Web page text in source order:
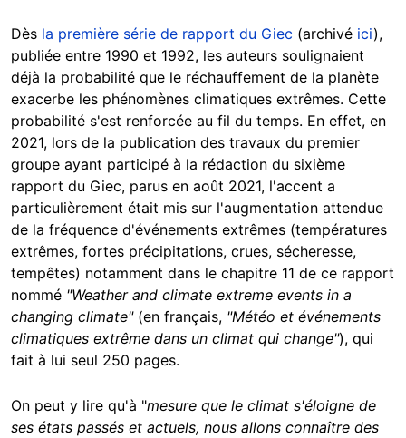
Dès la première série de rapport du Giec (archivé ici),
publiée entre 1990 et 1992, les auteurs soulignaient
déjà la probabilité que le réchauffement de la planète
exacerbe les phénomènes climatiques extrêmes. Cette
probabilité s'est renforcée au fil du temps. En effet, en
2021, lors de la publication des travaux du premier
groupe ayant participé à la rédaction du sixième
rapport du Giec, parus en août 2021, l'accent a
particulièrement était mis sur l'augmentation attendue
de la fréquence d'événements extrêmes (températures
extrêmes, fortes précipitations, crues, sécheresse,
tempêtes) notamment dans le chapitre 11 de ce rapport
nommé "Weather and climate extreme events in a
changing climate"(en français, "Météo et événements
climatiques extrême dans un climat qui change"), qui
fait à lui seul 250 pages.
On peut y lire qu'à "mesure que le climat s'éloigne de
ses états passés et actuels, nous allons connaître des